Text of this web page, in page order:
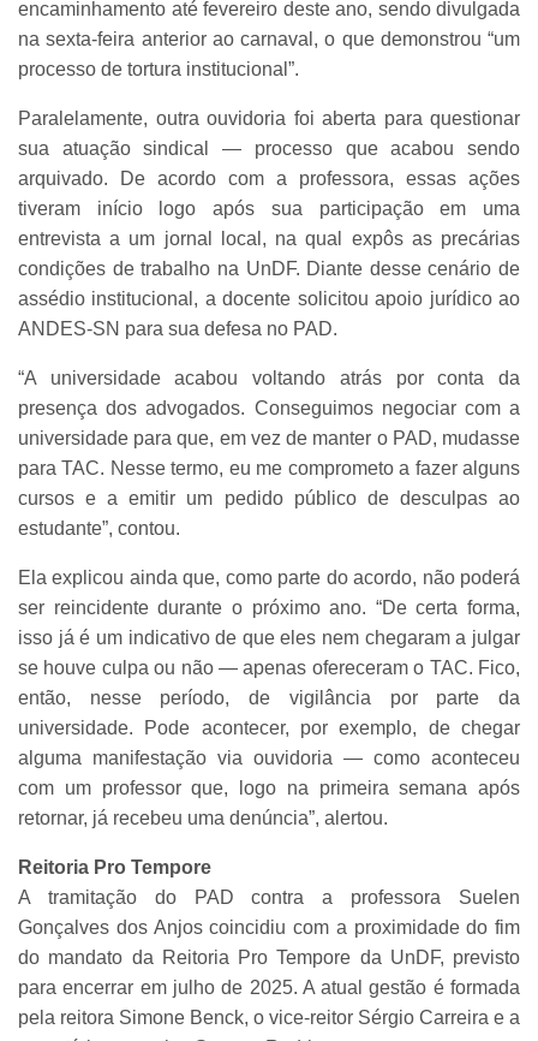
encaminhamento até fevereiro deste ano, sendo divulgada
na sexta-feira anterior ao carnaval, o que demonstrou “um
processo de tortura institucional”.
Paralelamente, outra ouvidoria foi aberta para questionar
sua atuação sindical — processo que acabou sendo
arquivado. De acordo com a professora, essas ações
tiveram início logo após sua participação em uma
entrevista a um jornal local, na qual expôs as precárias
condições de trabalho na UnDF. Diante desse cenário de
assédio institucional, a docente solicitou apoio jurídico ao
ANDES-SN para sua defesa no PAD.
“A universidade acabou voltando atrás por conta da
presença dos advogados. Conseguimos negociar com a
universidade para que, em vez de manter o PAD, mudasse
para TAC. Nesse termo, eu me comprometo a fazer alguns
cursos e a emitir um pedido público de desculpas ao
estudante”, contou.
Ela explicou ainda que, como parte do acordo, não poderá
ser reincidente durante o próximo ano. “De certa forma,
isso já é um indicativo de que eles nem chegaram a julgar
se houve culpa ou não — apenas ofereceram o TAC. Fico,
então, nesse período, de vigilância por parte da
universidade. Pode acontecer, por exemplo, de chegar
alguma manifestação via ouvidoria — como aconteceu
com um professor que, logo na primeira semana após
retornar, já recebeu uma denúncia”, alertou.
Reitoria Pro Tempore
A tramitação do PAD contra a professora Suelen
Gonçalves dos Anjos coincidiu com a proximidade do fim
do mandato da Reitoria Pro Tempore da UnDF, previsto
para encerrar em julho de 2025. A atual gestão é formada
pela reitora Simone Benck, o vice-reitor Sérgio Carreira e a